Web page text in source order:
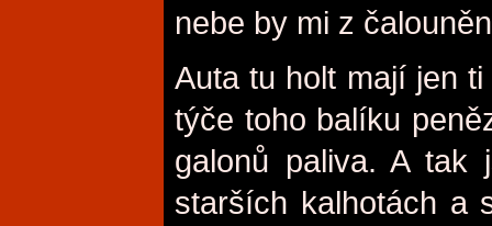
nebe by mi z
Auta tu holt mají jen
týče toho balíku
galonů paliva. A tak
starších kalhotách a